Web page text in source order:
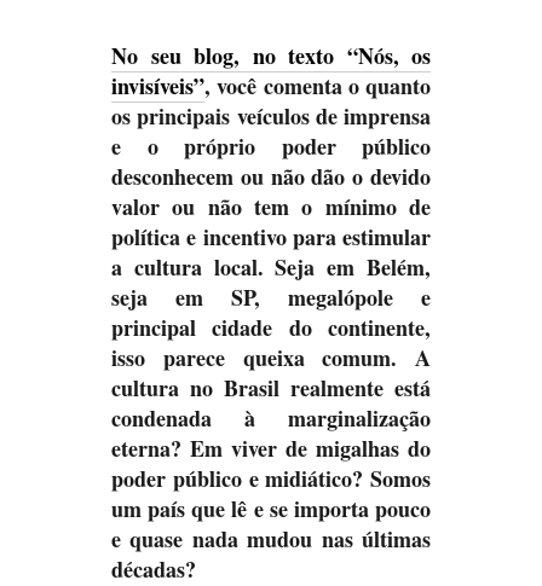
No seu blog, no texto “Nós, os
invisíveis”, você comenta o quanto
os principais veículos de imprensa
e o próprio poder público
desconhecem ou não dão o devido
valor ou não tem o mínimo de
política e incentivo para estimular
a cultura local. Seja em Belém,
seja em SP, megalópole e
principal cidade do continente,
isso parece queixa comum. A
cultura no Brasil realmente está
condenada à marginalização
eterna? Em viver de migalhas do
poder público e midiático? Somos
um país que lê e se importa pouco
e quase nada mudou nas últimas
décadas?